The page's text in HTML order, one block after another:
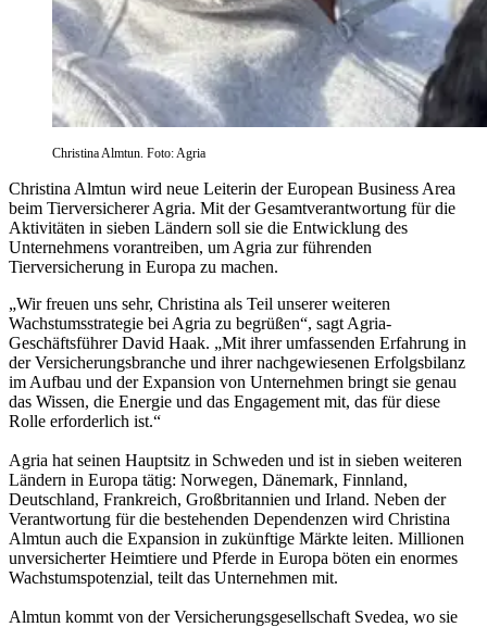
Christina Almtun. Foto: Agria
Christina Almtun wird neue Leiterin der European Business Area
beim Tierversicherer Agria. Mit der Gesamtverantwortung für die
Aktivitäten in sieben Ländern soll sie die Entwicklung des
Unternehmens vorantreiben, um Agria zur führenden
Tierversicherung in Europa zu machen.
„Wir freuen uns sehr, Christina als Teil unserer weiteren
Wachstumsstrategie bei Agria zu begrüßen“, sagt Agria-
Geschäftsführer David Haak. „Mit ihrer umfassenden Erfahrung in
der Versicherungsbranche und ihrer nachgewiesenen Erfolgsbilanz
im Aufbau und der Expansion von Unternehmen bringt sie genau
das Wissen, die Energie und das Engagement mit, das für diese
Rolle erforderlich ist.“
Agria hat seinen Hauptsitz in Schweden und ist in sieben weiteren
Ländern in Europa tätig: Norwegen, Dänemark, Finnland,
Deutschland, Frankreich, Großbritannien und Irland. Neben der
Verantwortung für die bestehenden Dependenzen wird Christina
Almtun auch die Expansion in zukünftige Märkte leiten. Millionen
unversicherter Heimtiere und Pferde in Europa böten ein enormes
Wachstumspotenzial, teilt das Unternehmen mit.
Almtun kommt von der Versicherungsgesellschaft Svedea, wo sie